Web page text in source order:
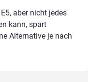
aber nicht jedes
kann, spart
Alternative je nach